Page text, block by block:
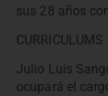
sus 28 años
CURRICULUMS
Julio Luis
ocupará el